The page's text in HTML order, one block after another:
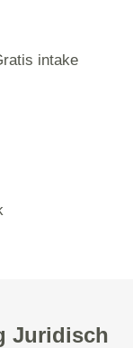
intake
Juridisch